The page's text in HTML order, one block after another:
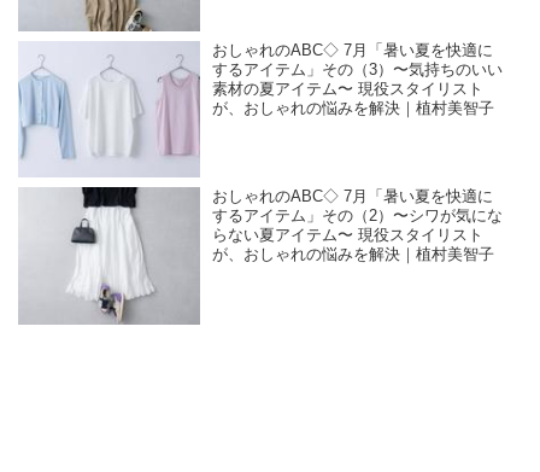
おしゃれのABC◇ 7月「暑い夏を快適に
するアイテム」その（3）〜気持ちのいい
素材の夏アイテム〜 現役スタイリスト
が、おしゃれの悩みを解決｜植村美智子
おしゃれのABC◇ 7月「暑い夏を快適に
するアイテム」その（2）〜シワが気にな
らない夏アイテム〜 現役スタイリスト
が、おしゃれの悩みを解決｜植村美智子